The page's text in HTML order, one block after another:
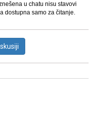
u chatu nisu stavovi
dostupna samo za čitanje.